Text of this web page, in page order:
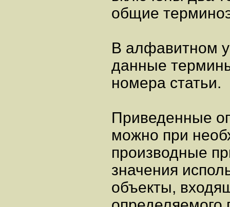
общие
В алфавитном
данные
номера статьи.
Приведенные
можно при
производные
значения
объекты,